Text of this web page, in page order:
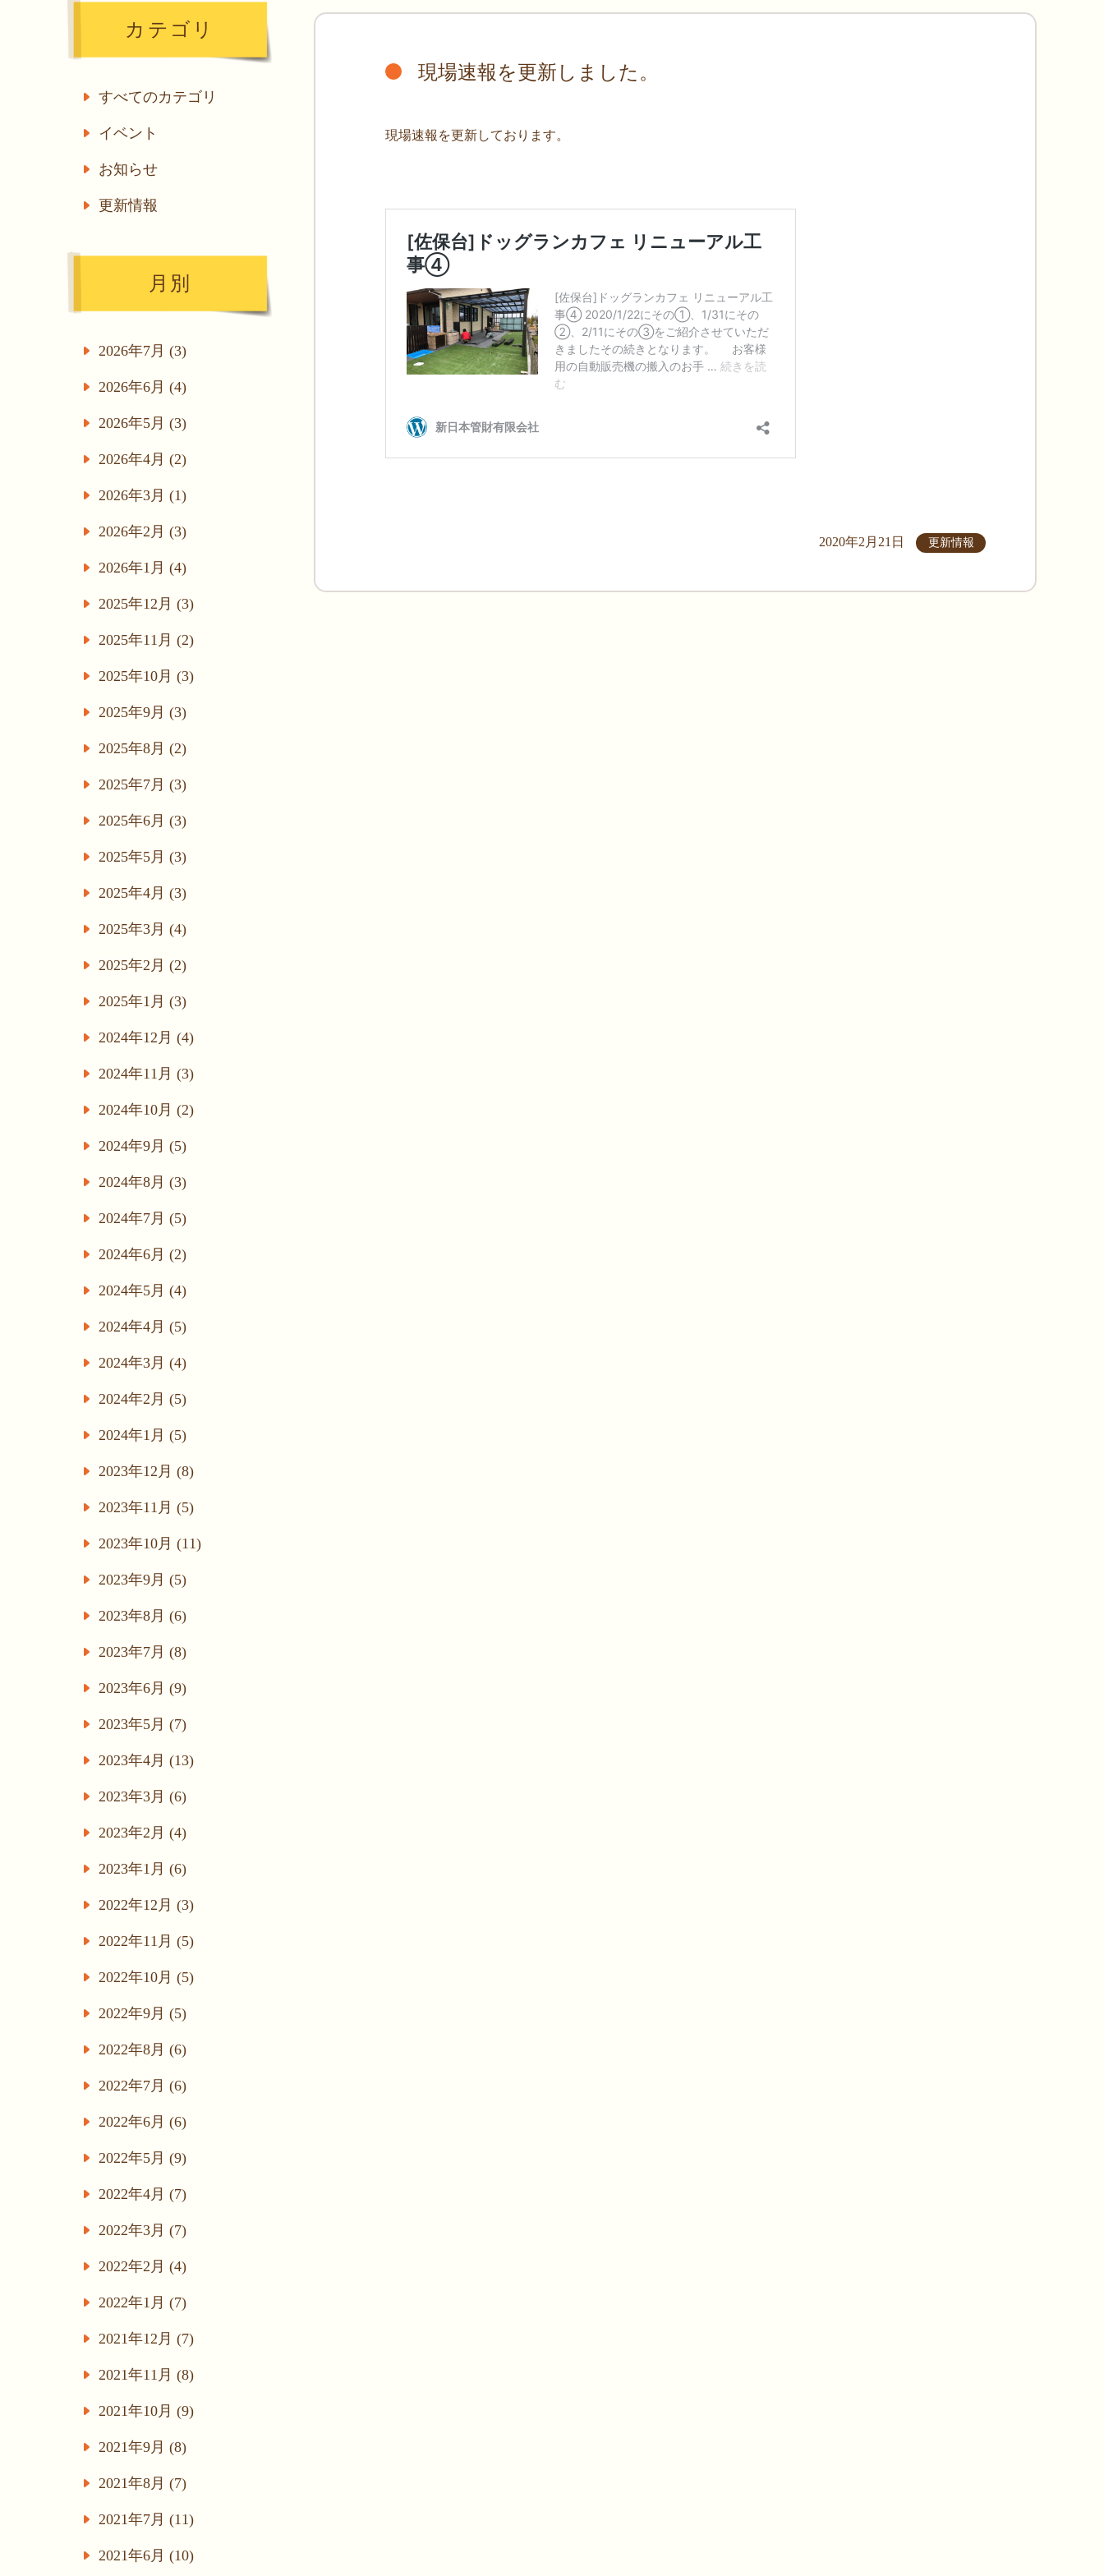
現場速報を更新しました。
現場速報を更新しております。
2020年2月21日 更新情報
カテゴリ
すべてのカテゴリ
イベント
お知らせ
更新情報
月別
2026年7月 (3)
2026年6月 (4)
2026年5月 (3)
2026年4月 (2)
2026年3月 (1)
2026年2月 (3)
2026年1月 (4)
2025年12月 (3)
2025年11月 (2)
2025年10月 (3)
2025年9月 (3)
2025年8月 (2)
2025年7月 (3)
2025年6月 (3)
2025年5月 (3)
2025年4月 (3)
2025年3月 (4)
2025年2月 (2)
2025年1月 (3)
2024年12月 (4)
2024年11月 (3)
2024年10月 (2)
2024年9月 (5)
2024年8月 (3)
2024年7月 (5)
2024年6月 (2)
2024年5月 (4)
2024年4月 (5)
2024年3月 (4)
2024年2月 (5)
2024年1月 (5)
2023年12月 (8)
2023年11月 (5)
2023年10月 (11)
2023年9月 (5)
2023年8月 (6)
2023年7月 (8)
2023年6月 (9)
2023年5月 (7)
2023年4月 (13)
2023年3月 (6)
2023年2月 (4)
2023年1月 (6)
2022年12月 (3)
2022年11月 (5)
2022年10月 (5)
2022年9月 (5)
2022年8月 (6)
2022年7月 (6)
2022年6月 (6)
2022年5月 (9)
2022年4月 (7)
2022年3月 (7)
2022年2月 (4)
2022年1月 (7)
2021年12月 (7)
2021年11月 (8)
2021年10月 (9)
2021年9月 (8)
2021年8月 (7)
2021年7月 (11)
2021年6月 (10)